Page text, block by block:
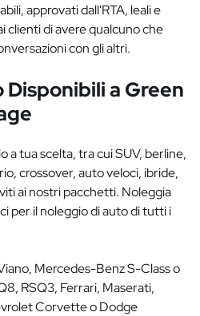
approvati dall'RTA, leali e
di avere qualcuno che
con gli altri.
a Green
a tua scelta, tra cui SUV, berline,
crossover, auto veloci, ibride,
ai nostri pacchetti. Noleggia
per il noleggio di auto di tutti i
Mercedes-Benz S-Class o
RSQ3, Ferrari, Maserati,
Corvette o Dodge